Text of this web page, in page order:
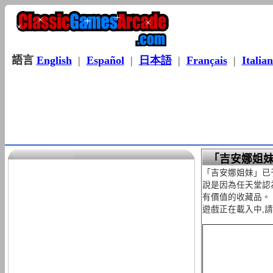
語言 English| Español| 日本語| Français|
「吉安娜姐
「吉安娜姐妹」
說是因為任天堂
有價值的收藏品。
遊戲正在載入中,